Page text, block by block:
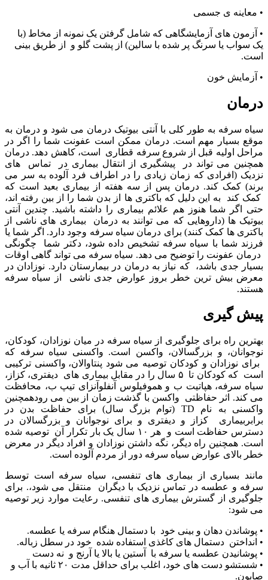
• معاینه ی جسمی
• آزمون های آزمایشگاهی که شامل گرفتن یک نمونه از مخاط (با
یک سواب یا سرنگ پر شده با سالین) از پشت گلو و از طریق بینی
است.
• آزمایش خون
درمان
سیاه سرفه به طور کلی با آنتی بیوتیک درمان می شود و درمان به
موقع بسیار مهم است. درمان ممکن است عفونت شما را اگر در
مراحل اولیه قبل از شروع سرفه قطاری است، کاهش دهد. درمان
همچنین می تواند در پیشگیری از انتقال بیماری در تماس های
نزدیک (افرادی که زمان زیادی را در اطراف فرد آلوده به سر می
برند) کمک کند. درمان پس از سه هفته از بیماری بعید است که
کمک کند به این دلیل که باکتری ها از بدن شما را از بین رفته اند،
حتی اگر شما هنوز هم علائم بیماری را داشته باشید. چندین آنتی
بیوتیک ها (داروهایی که می توانند به درمان بیماری های ناشی از
باکتری ها کمک کنند) برای درمان سیاه سرفه وجود دارد. اگر شما یا
فرزند شما با سیاه سرفه تشخیص داده شود، دکتر شما چگونگی
درمان عفونت را توضیح می دهد. سیاه سرفه می تواند گاهی اوقات
بسیار جدی باشد، که نیاز به درمان در بیمارستان دارد. نوزادان در
معرض بیش ترین خطر بروز عوارض جدی ناشی از سیاه سرفه
هستند.
پیش گیری
بهترین راه برای جلوگیری از سیاه سرفه در میان نوزادان، کودکان،
نوجوانان، و بزرگسالان، واکسن است. واکسنی سیاه سرفه که
برای نوزادان و کودکان توصیه می شود پنتاوالان، واکسنی ترکیبی
است که کودکان تا ۵ سال را در مقابل بیماری های دیفتری، کزاز ،
سیاه سرفه، هپاتیت ب و هموفیلوس آنفلوآنزای تیپ ب، محافظت
می کند. اثر حفاظتی واکسن با گذشت زمان از بین می رودهمچنین
واکسنی به نام TD (توام بزرگ سال) برای حفاظت بدن در
برابربیماری کزاز و دیفتری و برای نوجوانان و بزرگسالان در
دسترس حفاظت است و هر
۱۰ سال یک بار تکرار آن توصیه شده
است. همچنین راه دیگر ، نگه داشتن نوزادان و افراد دیگر در معرض
خطر بالای عوارض سیاه سرفه دور از مردم آلوده است.
مانند بسیاری از بیماری های تنفسی، سیاه سرفه است توسط
سرفه و عطسه در تماس نزدیک با دیگران منتقل می شود،. برای
جلوگیری از گسترش بیماری های تنفسی. رعایت موارد زیر توصیه
می شود:
• پوشاندن دهان و بینی خود با دستمال هنگام سرفه یا عطسه.
• انداختن دستمال های کاغذی استفاده شده خود در سطل زباله.
• پوشانیدن عطسه یا سرفه با آستین یا بالا یا آرنج و نه دست
• شستشو دست های خود، اغلب برای حداقل مدت ۲۰ ثانیه با آب و
صابون.